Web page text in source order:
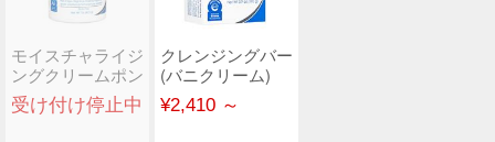
モイスチャライジ
ングクリームポン
プ(バニクリーム)
受け付け停止中
クレンジングバー
(バニクリーム)
¥2,410 ～